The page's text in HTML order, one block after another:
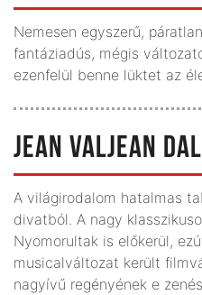
Nemesen egyszerű,
fantáziadús, mégis
ezenfelül benne lüktet az
JEAN VALJEAN
A világirodalom hatalmas
divatból. A nagy
Nyomorultak is előkerül,
musicalváltozat került
nagyívű regényének e